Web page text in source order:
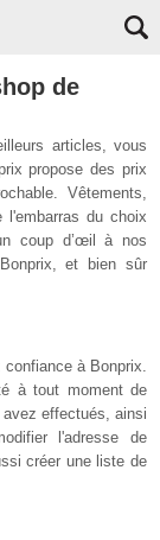
de
articles, vous
propose des prix
Vêtements,
l'embarras du choix
coup d’œil
à nos
et bien sûr
à Bonprix.
à tout moment de
effectués, ainsi
l'adresse de
créer une liste de